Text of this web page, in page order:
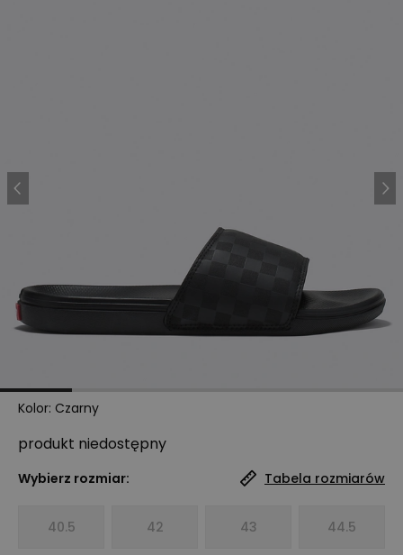
Kolor: Czarny
produkt niedostępny
Wybierz rozmiar: Tabela rozmiarów
40.5 42 43 44.5